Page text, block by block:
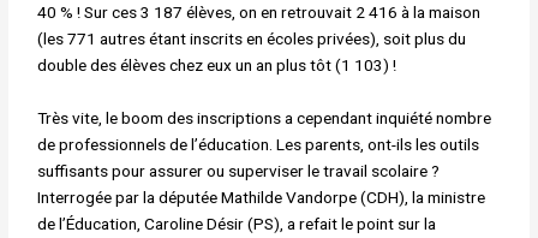
40 % ! Sur ces 3 187 élèves, on en retrouvait 2 416 à la maison
(les 771 autres étant inscrits en écoles privées), soit plus du
double des élèves chez eux un an plus tôt (1 103) !
Très vite, le boom des inscriptions a cependant inquiété nombre
de professionnels de l’éducation. Les parents, ont-ils les outils
suffisants pour assurer ou superviser le travail scolaire ?
Interrogée par la députée Mathilde Vandorpe (CDH), la ministre
de l’Éducation, Caroline Désir (PS), a refait le point sur la